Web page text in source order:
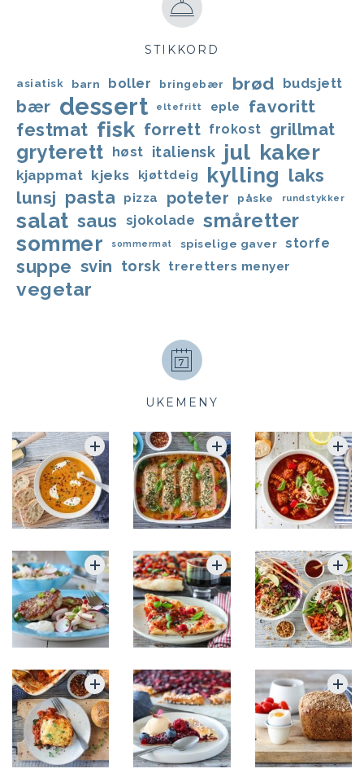
STIKKORD
asiatisk barn boller bringebær brød budsjett
bær dessert eltefritt eple favoritt
festmat fisk forrett frokost grillmat
gryterett høst italiensk jul kaker
kjappmat kjeks kjøttdeig kylling laks
lunsj pasta pizza poteter påske rundstykker
salat saus sjokolade småretter
sommer sommermat spiselige gaver storfe
suppe svin torsk treretters menyer
vegetar
UKEMENY